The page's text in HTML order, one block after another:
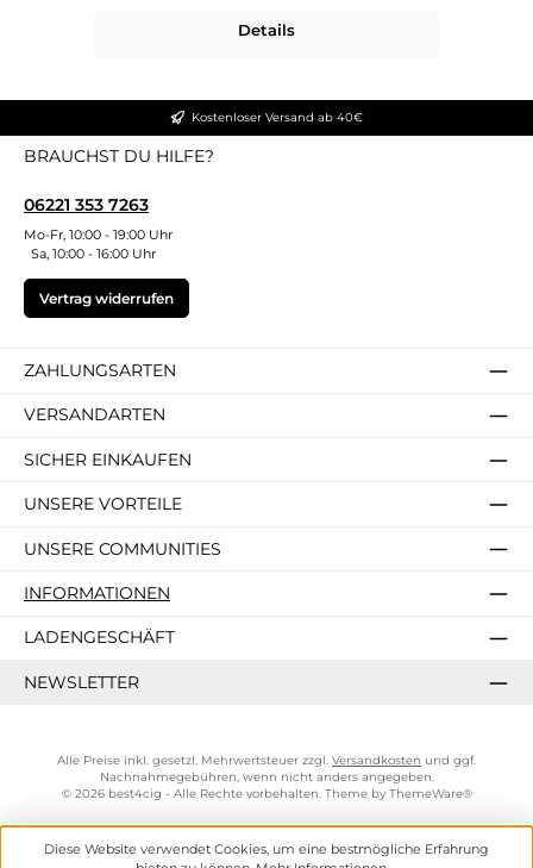
Details
Kostenloser Versand ab 40€
BRAUCHST DU HILFE?
06221 353 7263
Mo-Fr, 10:00 - 19:00 Uhr
Sa, 10:00 - 16:00 Uhr
Vertrag widerrufen
ZAHLUNGSARTEN
VERSANDARTEN
SICHER EINKAUFEN
UNSERE VORTEILE
UNSERE COMMUNITIES
INFORMATIONEN
LADENGESCHÄFT
NEWSLETTER
Alle Preise inkl. gesetzl. Mehrwertsteuer zzgl. Versandkosten und ggf.
Nachnahmegebühren, wenn nicht anders angegeben.
© 2026 best4cig - Alle Rechte vorbehalten. Theme by ThemeWare®
Diese Website verwendet Cookies, um eine bestmögliche Erfahrung